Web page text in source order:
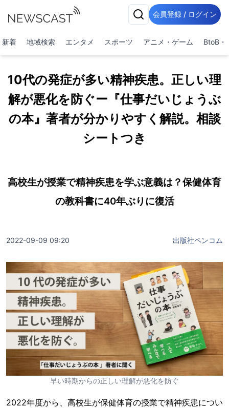
会員登録 / ログイン
新着 地域検索 エンタメ スポーツ アニメ・ゲーム BtoB・
10代の発症が多い精神疾患。正しい理
解が悪化を防ぐー『仕事だいじょうぶ
の本』著者が分かりやすく解説。相談
シートつき
高校生が授業で精神疾患を学ぶ意義は？保健体育
の教科書に40年ぶりに復活
2022-09-09 09:20 出版社ペンコム
早い時期からの正しい理解が悪化を防ぐ
2022年度から、高校生が保健体育の授業で精神疾患につい